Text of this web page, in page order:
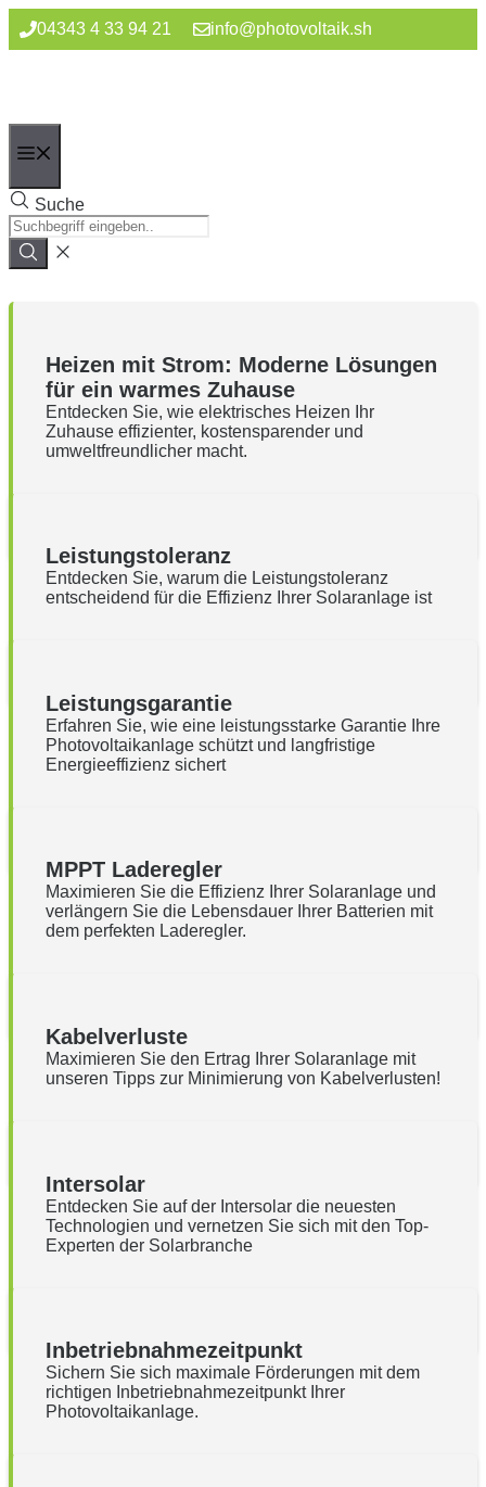
Zum
Inhalt
springen
04343 4 33 94 21 info@photovoltaik.sh
Suche
Heizen mit Strom: Moderne Lösungen
für ein warmes Zuhause
Entdecken Sie, wie elektrisches Heizen Ihr
Zuhause effizienter, kostensparender und
umweltfreundlicher macht.
Leistungstoleranz
Entdecken Sie, warum die Leistungstoleranz
entscheidend für die Effizienz Ihrer Solaranlage ist
Leistungsgarantie
Erfahren Sie, wie eine leistungsstarke Garantie Ihre
Photovoltaikanlage schützt und langfristige
Energieeffizienz sichert
MPPT Laderegler
Maximieren Sie die Effizienz Ihrer Solaranlage und
verlängern Sie die Lebensdauer Ihrer Batterien mit
dem perfekten Laderegler.
Kabelverluste
Maximieren Sie den Ertrag Ihrer Solaranlage mit
unseren Tipps zur Minimierung von Kabelverlusten!
Intersolar
Entdecken Sie auf der Intersolar die neuesten
Technologien und vernetzen Sie sich mit den Top-
Experten der Solarbranche
Inbetriebnahmezeitpunkt
Sichern Sie sich maximale Förderungen mit dem
richtigen Inbetriebnahmezeitpunkt Ihrer
Photovoltaikanlage.